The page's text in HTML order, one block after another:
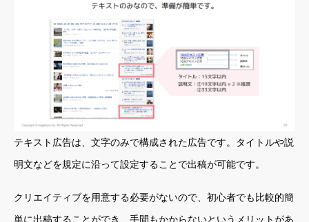
テキスト広告は、文字のみで構成された広告です。タイトルや説
明文などを規定に沿って設定することで出稿が可能です。
クリエイティブを用意する必要がないので、初心者でも比較的簡
単に出稿することができ、手間もかからないというメリットがあ